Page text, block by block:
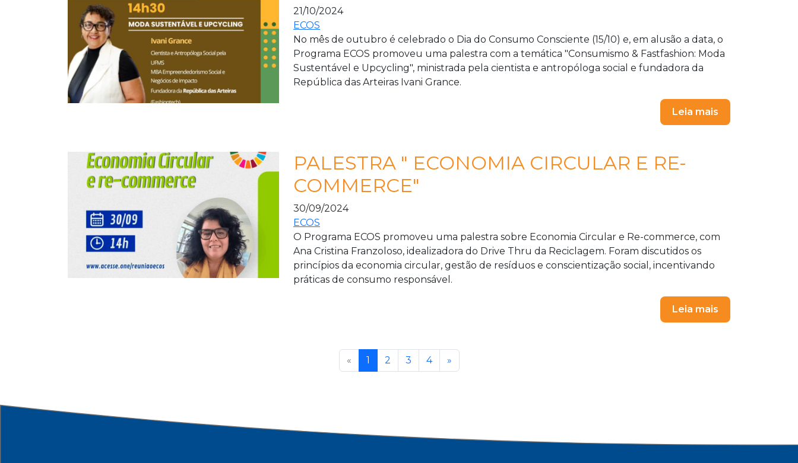
21/10/2024
ECOS
No mês de outubro é celebrado o Dia do Consumo Consciente (15/10) e, em alusão a data, o
Programa ECOS promoveu uma palestra com a temática "Consumismo & Fastfashion: Moda
Sustentável e Upcycling", ministrada pela cientista e antropóloga social e fundadora da
República das Arteiras Ivani Grance.
Leia mais
PALESTRA " ECONOMIA CIRCULAR E RE-
COMMERCE"
30/09/2024
ECOS
O Programa ECOS promoveu uma palestra sobre Economia Circular e Re-commerce, com
Ana Cristina Franzoloso, idealizadora do Drive Thru da Reciclagem. Foram discutidos os
princípios da economia circular, gestão de resíduos e conscientização social, incentivando
práticas de consumo responsável.
Leia mais
« 1 2 3 4 »